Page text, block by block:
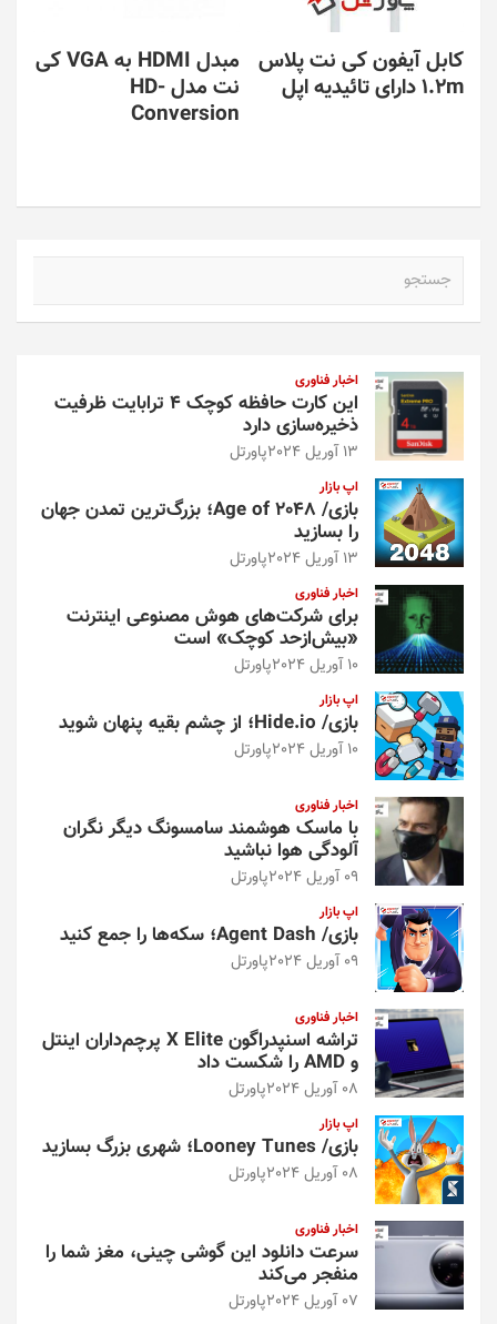
کابل آیفون کی نت پلاس
1.2m دارای تائیدیه اپل
مبدل HDMI به VGA کی
نت مدل HD-
Conversion
اخبار فناوری
این کارت حافظه کوچک ۴ ترابایت ظرفیت
ذخیره‌سازی دارد
13 آوریل 2024 پاورتل
اپ بازار
بازی/ Age of 2048؛ بزرگ‌ترین تمدن جهان
را بسازید
13 آوریل 2024 پاورتل
اخبار فناوری
برای شرکت‌های هوش مصنوعی اینترنت
«بیش‌از‌حد کوچک» است
10 آوریل 2024 پاورتل
اپ بازار
بازی/ Hide.io؛ از چشم بقیه پنهان شوید
10 آوریل 2024 پاورتل
اخبار فناوری
با ماسک هوشمند سامسونگ دیگر نگران
آلودگی هوا نباشید
09 آوریل 2024 پاورتل
اپ بازار
بازی/ Agent Dash؛ سکه‌ها را جمع کنید
09 آوریل 2024 پاورتل
اخبار فناوری
تراشه اسنپدراگون X Elite پرچم‌داران اینتل
و AMD را شکست داد
08 آوریل 2024 پاورتل
اپ بازار
بازی/ Looney Tunes؛ شهری بزرگ بسازید
08 آوریل 2024 پاورتل
اخبار فناوری
سرعت دانلود این گوشی چینی، مغز شما را
منفجر می‌کند
07 آوریل 2024 پاورتل